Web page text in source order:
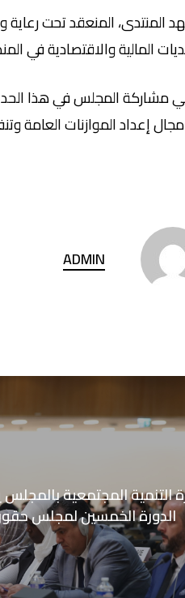
المنتدى، المنعقد تحت رعاية
المالية والاقتصادية في
مشاركة المجلس في هذا الحدث
إعداد الموازنات العامة
ADMIN
التنمية المجتمعية
الدورة الخمسين لمجلس